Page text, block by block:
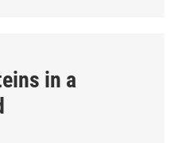
in a